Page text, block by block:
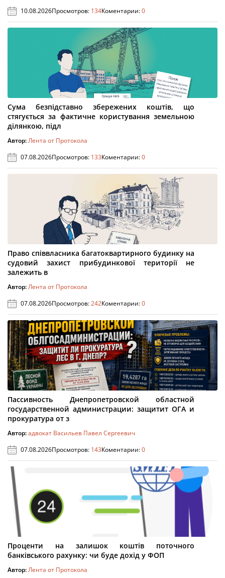
10.08.2026Просмотров: 134Коментарии:0
Сума безпідставно збережених коштів, що
стягується за фактичне користування земельною
ділянкою, підл
Автор:Лента от Протокола
07.08.2026Просмотров: 133Коментарии:0
Право співвласника багатоквартирного будинку на
судовий захист прибудинкової території не
залежить в
Автор:Лента от Протокола
07.08.2026Просмотров:242Коментарии:0
Пассивность Днепропетровской областной
государственной администрации: защитит ОГА и
прокуратура от з
Автор:адвокат Васильев Павел Сергеевич
07.08.2026Просмотров: 143Коментарии:0
Проценти на залишок коштів поточного
банківського рахунку: чи буде дохід у ФОП
Автор:Лента от Протокола